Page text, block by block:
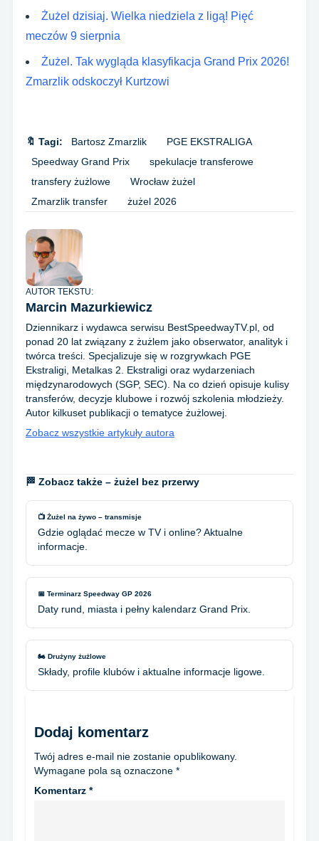
Żużel dzisiaj. Wielka niedziela z ligą! Pięć
meczów 9 sierpnia
Żużel. Tak wygląda klasyfikacja Grand Prix 2026!
Zmarzlik odskoczył Kurtzowi
🔖 Tagi: Bartosz Zmarzlik
PGE EKSTRALIGA
Speedway Grand Prix
spekulacje transferowe
transfery żużlowe
Wrocław żużel
Zmarzlik transfer
żużel 2026
AUTOR TEKSTU:
Marcin Mazurkiewicz
Dziennikarz i wydawca serwisu BestSpeedwayTV.pl, od
ponad 20 lat związany z żużlem jako obserwator, analityk i
twórca treści. Specjalizuje się w rozgrywkach PGE
Ekstraligi, Metalkas 2. Ekstraligi oraz wydarzeniach
międzynarodowych (SGP, SEC). Na co dzień opisuje kulisy
transferów, decyzje klubowe i rozwój szkolenia młodzieży.
Autor kilkuset publikacji o tematyce żużlowej.
Zobacz wszystkie artykuły autora
🏁 Zobacz także – żużel bez przerwy
📺 Żużel na żywo – transmisje
Gdzie oglądać mecze w TV i online? Aktualne
informacje.
📅 Terminarz Speedway GP 2026
Daty rund, miasta i pełny kalendarz Grand Prix.
🏍️ Drużyny żużlowe
Składy, profile klubów i aktualne informacje ligowe.
Dodaj komentarz
Twój adres e-mail nie zostanie opublikowany.
Wymagane pola są oznaczone *
Komentarz *